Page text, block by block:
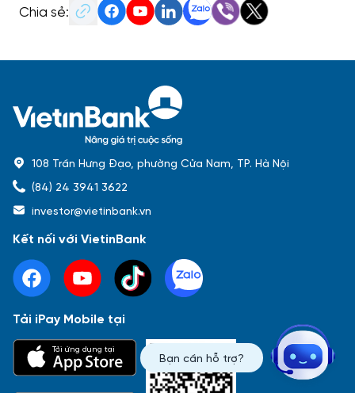
Báo cáo tài chính Thông tin giao dịch
Sự kiện
Chia sẻ:
Bạn cần hỗ trợ?
108 Trần Hưng Đạo, phường Cửa Nam, TP. Hà Nội
(84) 24 3941 3622
investor@vietinbank.vn
Kết nối với VietinBank
Tải iPay Mobile tại
Tải ứng dụng tại